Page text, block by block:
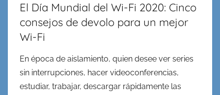
El Día Mundial del Wi-Fi 2020: Cinco
consejos de devolo para un mejor
Wi-Fi
En época de aislamiento, quien desee ver series
sin interrupciones, hacer videoconferencias,
estudiar, trabajar, descargar rápidamente las